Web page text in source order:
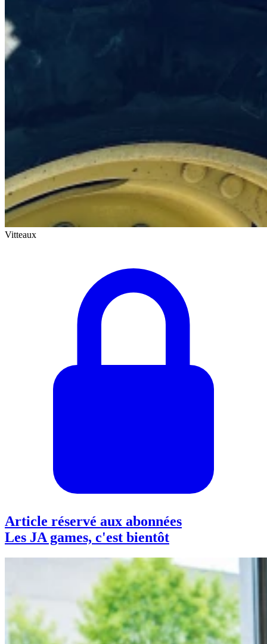
Vitteaux
Article réservé aux abonnées
Les JA games, c'est bientôt